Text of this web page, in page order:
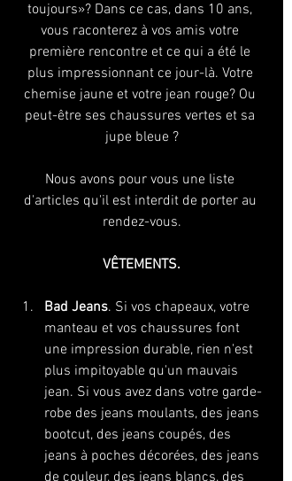
toujours»? Dans ce cas, dans 10 ans,
vous raconterez à vos amis votre
première rencontre et ce qui a été le
plus impressionnant ce jour-là. Votre
chemise jaune et votre jean rouge? Ou
peut-être ses chaussures vertes et sa
jupe bleue ?
Nous avons pour vous une liste
d'articles qu'il est interdit de porter au
rendez-vous.
VÊTEMENTS.
Bad Jeans. Si vos chapeaux, votre
manteau et vos chaussures font
une impression durable, rien n'est
plus impitoyable qu'un mauvais
jean. Si vous avez dans votre garde-
robe des jeans moulants, des jeans
bootcut, des jeans coupés, des
jeans à poches décorées, des jeans
de couleur, des jeans blancs, des